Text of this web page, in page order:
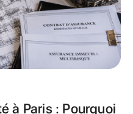
à Paris : Pourquoi